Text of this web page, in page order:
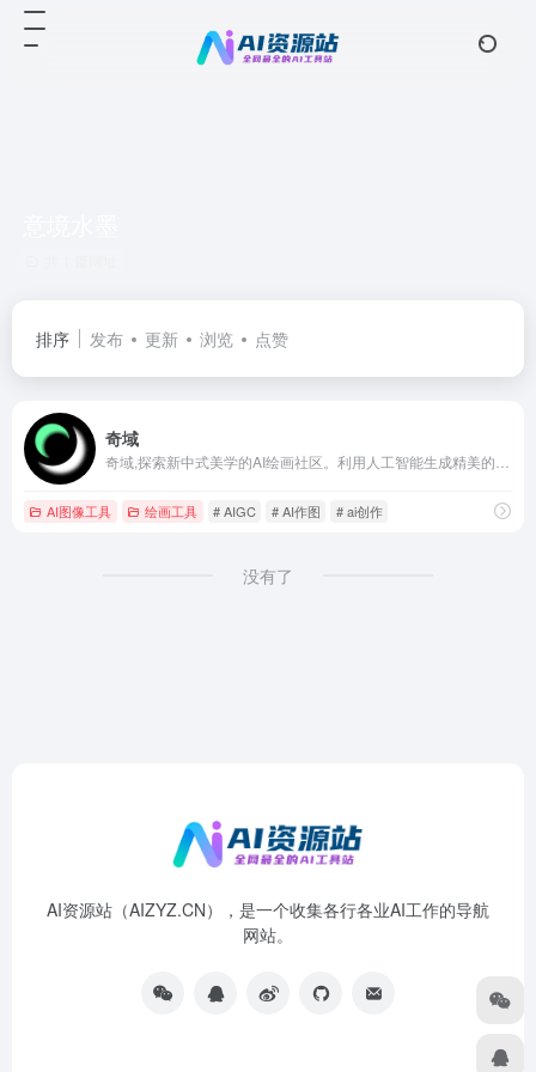
排序 发布 更新 浏览 点赞
奇域
AI图像工具 绘画工具 # AIGC # AI作图 # ai创作
没有了
AI资源站（AIZYZ.CN），是一个收集各行各业AI工作的导航
网站。